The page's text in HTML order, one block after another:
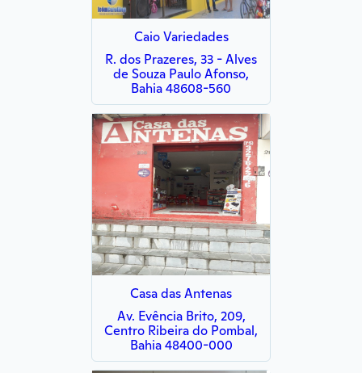
Caio Variedades
R. dos Prazeres, 33 - Alves
de Souza Paulo Afonso,
Bahia 48608-560
Casa das Antenas
Av. Evência Brito, 209,
Centro Ribeira do Pombal,
Bahia 48400-000